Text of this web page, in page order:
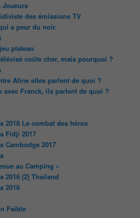
Joueurs
des émissions TV
a peur du noir.
plateau
coûte cher, mais pourquoi ?
Aline elles parlent de quoi ?
avec Franck, ils parlent de quoi ?
2018 Le combat des héros
Fidji 2017
Cambodge 2017
au Camping »
2016 (2) Thailand
2016
Faible